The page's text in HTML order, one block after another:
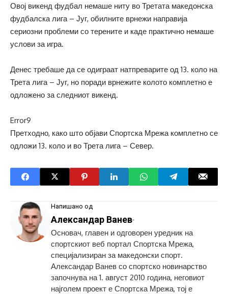
Овој викенд фудбал немаше ниту во Третата македонска
фудбалска лига – Југ, обилните врнежи направија
сериозни проблеми со терените и каде практично немаше
услови за игра.
Денес требаше да се одиграат натпреварите од 13. коло на
Трета лига – Југ, но поради врнежите колото комплетно е
одложено за следниот викенд.
Error9
Претходно, како што објави Спортска Мрежа комплетно се
одложи 13. коло и во Трета лига – Север.
Напишано од
Александар Ванев-
Основач, главен и одговорен уредник на
спортскиот веб портал Спортска Мрежа,
специјализиран за македонски спорт.
Александар Ванев со спортско новинарство
започнува на 1. август 2010 година, неговиот
најголем проект е Спортска Мрежа, тој е